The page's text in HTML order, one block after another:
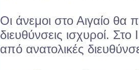
Οι άνεμοι στο Αιγαίο θα
διευθύνσεις ισχυροί.
από ανατολικές